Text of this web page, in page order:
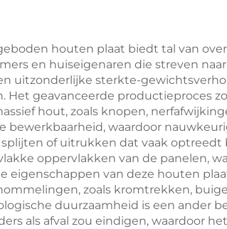
houten plaat biedt tal van
en huiseigenaren die streven
uitzonderlijke sterkte-
Het geavanceerde productieproces
hout, zoals knopen,
bewerkbaarheid, waardoor
splijten of uitrukken dat vaak
oppervlakken van de panelen,
eigenschappen van deze houten
zoals kromtrekken,
duurzaamheid is een ander
als afval zou eindigen, waardoor